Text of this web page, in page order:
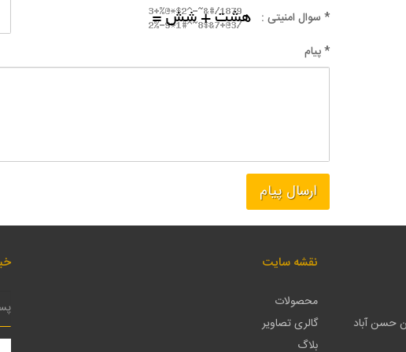
* سوال امنیتی :
* پیام
حسن آباد
نقشه سایت
محصولات
گالری تصاویر
بلاگ